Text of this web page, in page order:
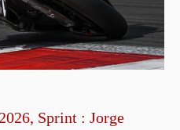
Sprint : Jorge